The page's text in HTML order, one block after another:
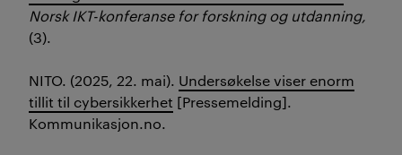
Norsk IKT-konferanse for forskning og utdanning,
(3).
NITO. (2025, 22. mai). Undersøkelse viser enorm
tillit til cybersikkerhet [Pressemelding].
Kommunikasjon.no.